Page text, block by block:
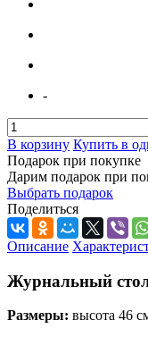
-
В корзину Купить в
Подарок при покупке
Дарим подарок при
Выбрать подарок
Поделиться
Описание
Журнальный
Размеры: высота 46